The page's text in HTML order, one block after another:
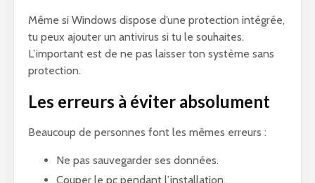
Même si Windows dispose d’une protection intégrée,
tu peux ajouter un antivirus si tu le souhaites.
L’important est de ne pas laisser ton système sans
protection.
Les erreurs à éviter absolument
Beaucoup de personnes font les mêmes erreurs :
Ne pas sauvegarder ses données.
Couper le pc pendant l’installation.